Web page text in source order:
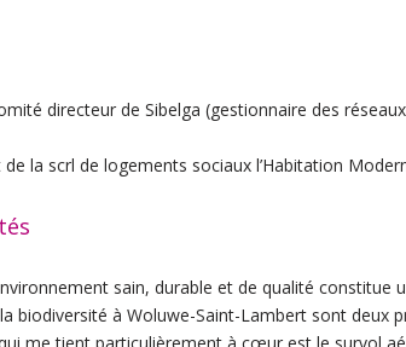
directeur de Sibelga (gestionnaire des
de la scrl de logements sociaux l’Habitation
sain, durable et de qualité
biodiversité à Woluwe-Saint-Lambert sont deux